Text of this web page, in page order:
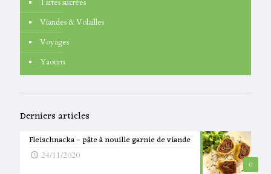
Tartes sucrées
Viandes & Volailles
Voyages
Yaourts
Derniers articles
0
Fleischnacka – pâte à nouille garnie de viande
24/11/2020